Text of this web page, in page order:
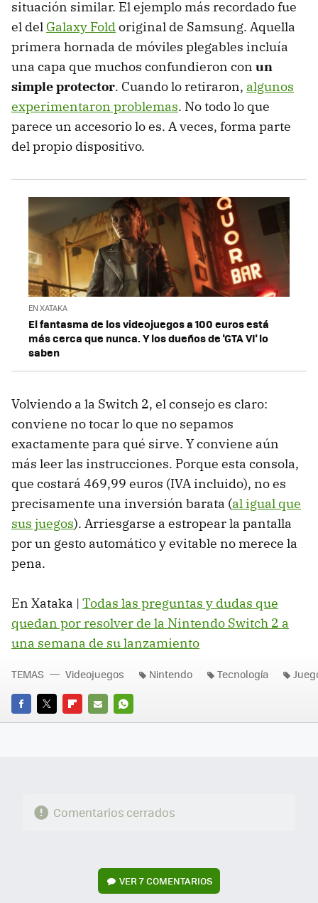
situación similar. El ejemplo más recordado fue
el del Galaxy Fold original de Samsung. Aquella
primera hornada de móviles plegables incluía
una capa que muchos confundieron con un
simple protector. Cuando lo retiraron, algunos
experimentaron problemas. No todo lo que
parece un accesorio lo es. A veces, forma parte
del propio dispositivo.
EN XATAKA
El fantasma de los videojuegos a 100 euros está
más cerca que nunca. Y los dueños de 'GTA VI' lo
saben
Volviendo a la Switch 2, el consejo es claro:
conviene no tocar lo que no sepamos
exactamente para qué sirve. Y conviene aún
más leer las instrucciones. Porque esta consola,
que costará 469,99 euros (IVA incluido), no es
precisamente una inversión barata (al igual que
sus juegos). Arriesgarse a estropear la pantalla
por un gesto automático y evitable no merece la
pena.
En Xataka | Todas las preguntas y dudas que
quedan por resolver de la Nintendo Switch 2 a
una semana de su lanzamiento
FACEBOOK
TWITTERFLIPBOARD
E-
WHATSAPP
TEMAS Videojuegos Nintendo Tecnología
Comentarios cerrados
VER7 COMENTARIOS